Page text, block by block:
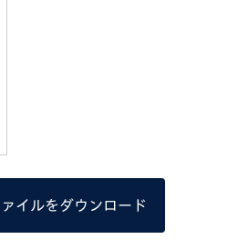
イルをダウンロード